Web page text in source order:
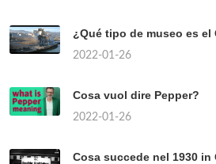
¿Qué tipo de museo es
2022-01-26
Cosa vuol dire Pepper?
2022-01-26
Cosa succede nel 1930 in